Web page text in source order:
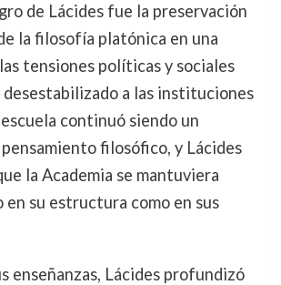
de Lácides fue la preservación
la filosofía platónica en una
tensiones políticas y sociales
desestabilizado a las instituciones
continuó siendo un
filosófico, y Lácides
la Academia se mantuviera
su estructura como en sus
enseñanzas, Lácides profundizó